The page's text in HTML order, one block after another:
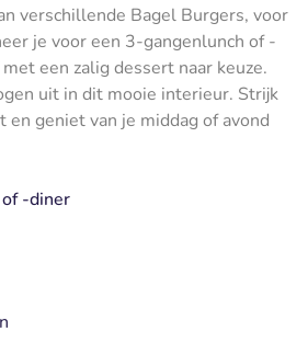
verschillende Bagel Burgers, voor
je voor een 3-gangenlunch of -
een zalig dessert naar keuze.
uit in dit mooie interieur. Strijk
en geniet van je middag of avond
-diner